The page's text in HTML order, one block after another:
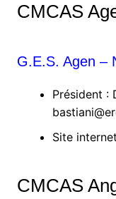
CMCAS
G.E.S. Agen –
Président :
Site
CMCAS